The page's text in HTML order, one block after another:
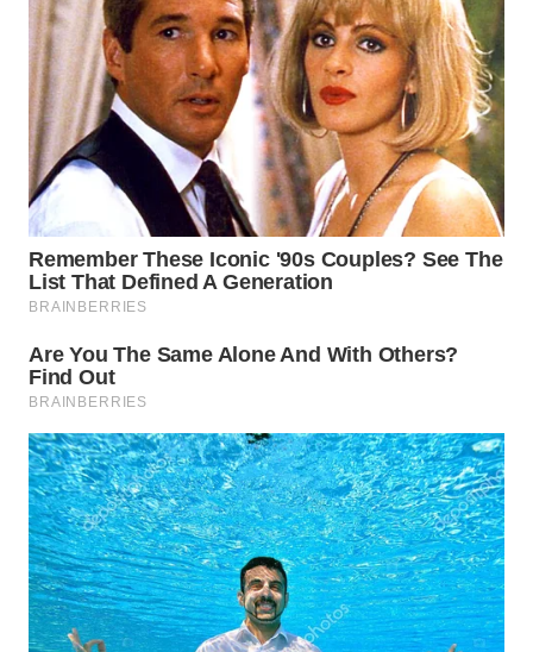
WN
NATUNA
WN
BINTAN
MANDALIKA
LIKUPANG
LABUANBAJO
WN
BORNEO
Wahana
Media
Group